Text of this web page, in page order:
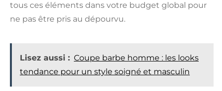
tous ces éléments dans votre budget global pour
ne pas être pris au dépourvu.
Lisez aussi : Coupe barbe homme : les looks
tendance pour un style soigné et masculin